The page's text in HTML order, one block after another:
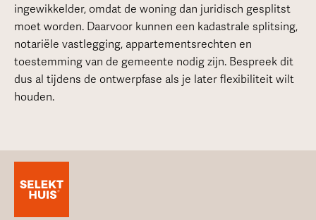
ingewikkelder, omdat de woning dan juridisch gesplitst
moet worden. Daarvoor kunnen een kadastrale splitsing,
notariële vastlegging, appartementsrechten en
toestemming van de gemeente nodig zijn. Bespreek dit
dus al tijdens de ontwerpfase als je later flexibiliteit wilt
houden.